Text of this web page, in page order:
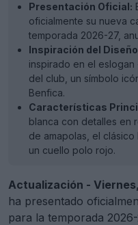
Presentación Oficial:
oficialmente su nueva
temporada 2026-27,
Inspiración del
inspirado en el eslogan
del club, un símbolo
Benfica.
Características
blanca con detalles en
de amapolas, el
un cuello polo rojo.
Actualización -
ha presentado
para la temporada